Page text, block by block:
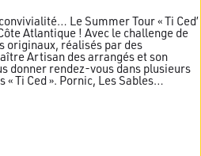
Le Summer Tour « Ti Ced’
Atlantique ! Avec le challenge de
originaux, réalisés par des
Artisan des arrangés et son
donner rendez-vous dans plusieurs
Ti Ced ». Pornic, Les Sables…